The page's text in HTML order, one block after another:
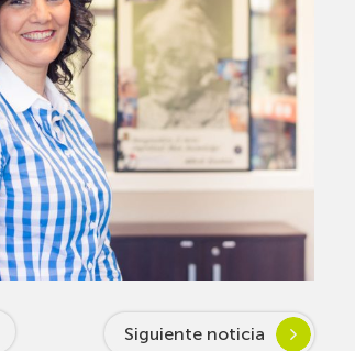
Siguiente noticia